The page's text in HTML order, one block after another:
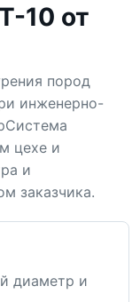
10 от
пород
инженерно-
цехе и
и
заказчика.
диаметр и